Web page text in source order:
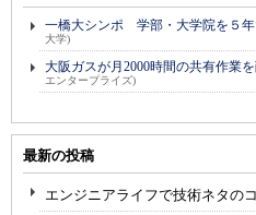
一橋大シンポ 学部・大学院を５
大学)
大阪ガスが月2000時間の共有作業
エンタープライズ)
最新の投稿
エンジニアライフで技術ネタの